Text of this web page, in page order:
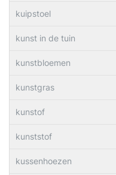
kuipstoel
kunst in de tuin
kunstbloemen
kunstgras
kunstof
kunststof
kussenhoezen